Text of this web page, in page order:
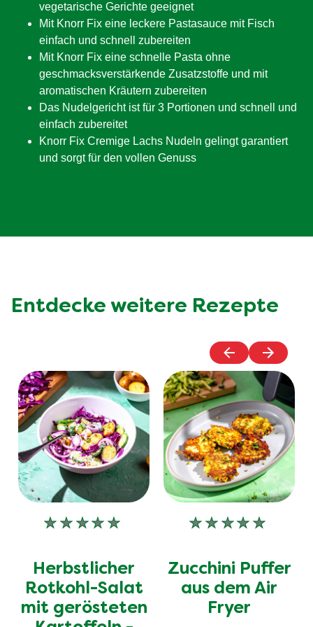
vegetarische Gerichte geeignet
Mit Knorr Fix eine leckere Pastasauce mit Fisch
einfach und schnell zubereiten
Mit Knorr Fix eine schnelle Pasta ohne
geschmacksverstärkende Zusatzstoffe und mit
aromatischen Kräutern zubereiten
Das Nudelgericht ist für 3 Portionen und schnell und
einfach zubereitet
Knorr Fix Cremige Lachs Nudeln gelingt garantiert
und sorgt für den vollen Genuss
Entdecke weitere Rezepte
Keine
dieses
recipe
abgegeben
Herbstlicher
Rotkohl-Salat
mit gerösteten
Keine
dieses
recipe
abgegeben
Zucchini Puffer
aus dem Air
Fryer